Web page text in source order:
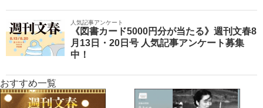
人気記事アンケート
《図書カード5000円分が当たる》週刊文春8
月13日・20日号 人気記事アンケート募集
中！
おすすめ一覧